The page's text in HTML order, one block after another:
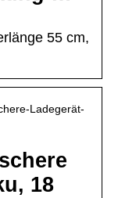
55 cm,
Ladegerät-
18